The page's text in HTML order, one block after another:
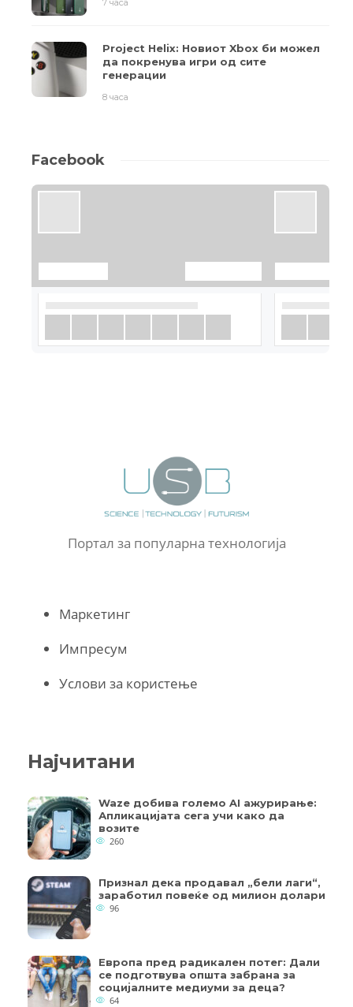
Project Helix: Новиот Xbox би можел
да покренува игри од сите
генерации
8 часа
Facebook
Портал за популарна технологија
Маркетинг
Импресум
Услови за користење
Најчитани
Waze добива големо AI ажурирање:
Апликацијата сега учи како да
возите
260
Признал дека продавал „бели лаги“,
заработил повеќе од милион долари
96
Европа пред радикален потег: Дали
се подготвува општа забрана за
социјалните медиуми за деца?
64